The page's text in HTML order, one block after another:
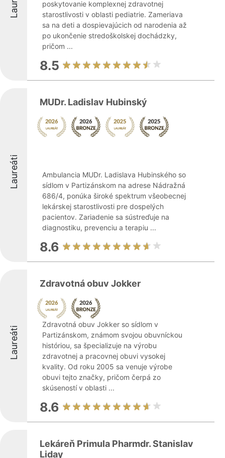
poskytovanie komplexnej zdravotnej
starostlivosti v oblasti pediatrie. Zameriava
sa na deti a dospievajúcich od narodenia až
po ukončenie stredoškolskej dochádzky,
pričom ...
8.5
Laureáti
MUDr. Ladislav Hubinský
Ambulancia MUDr. Ladislava Hubinského so
sídlom v Partizánskom na adrese Nádražná
686/4, ponúka široké spektrum všeobecnej
lekárskej starostlivosti pre dospelých
pacientov. Zariadenie sa sústreďuje na
diagnostiku, prevenciu a terapiu ...
8.6
Laureáti
Zdravotná obuv Jokker
Zdravotná obuv Jokker so sídlom v
Partizánskom, známom svojou obuvníckou
históriou, sa špecializuje na výrobu
zdravotnej a pracovnej obuvi vysokej
kvality. Od roku 2005 sa venuje výrobe
obuvi tejto značky, pričom čerpá zo
skúseností v oblasti ...
8.6
Lekáreň Primula Pharmdr. Stanislav
Liday